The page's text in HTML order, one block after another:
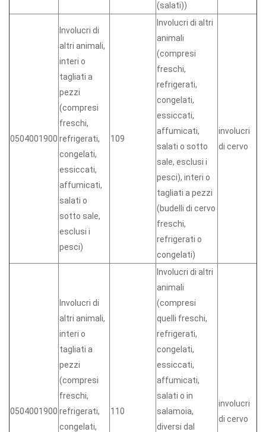
(salati))
0504001900
Involucri di
altri animali,
interi o
tagliati a
pezzi
(compresi
freschi,
refrigerati,
congelati,
essiccati,
affumicati,
salati o
sotto sale,
esclusi i
pesci)
109
Involucri di altri
animali
(compresi
freschi,
refrigerati,
congelati,
essiccati,
affumicati,
salati o sotto
sale, esclusi i
pesci), interi o
tagliati a pezzi
(budelli di cervo
freschi,
refrigerati o
congelati)
involucri
di cervo
0504001900
Involucri di
altri animali,
interi o
tagliati a
pezzi
(compresi
freschi,
refrigerati,
congelati,
110
Involucri di altri
animali
(compresi
quelli freschi,
refrigerati,
congelati,
essiccati,
affumicati,
salati o in
salamoia,
diversi dal
involucri
di cervo